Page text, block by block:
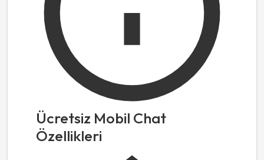
Ücretsiz Mobil Chat
Özellikleri